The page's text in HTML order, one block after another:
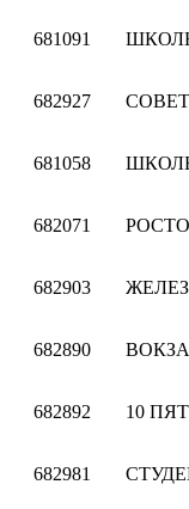
681091
682927
681058
682071
682903
682890
682892 10
682981